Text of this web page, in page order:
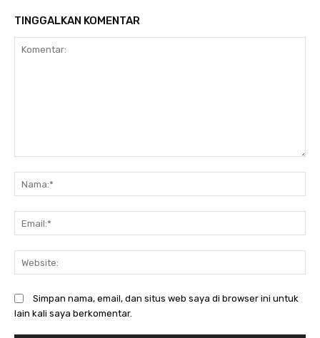
TINGGALKAN KOMENTAR
Simpan nama, email, dan situs web saya di browser ini untuk
lain kali saya berkomentar.